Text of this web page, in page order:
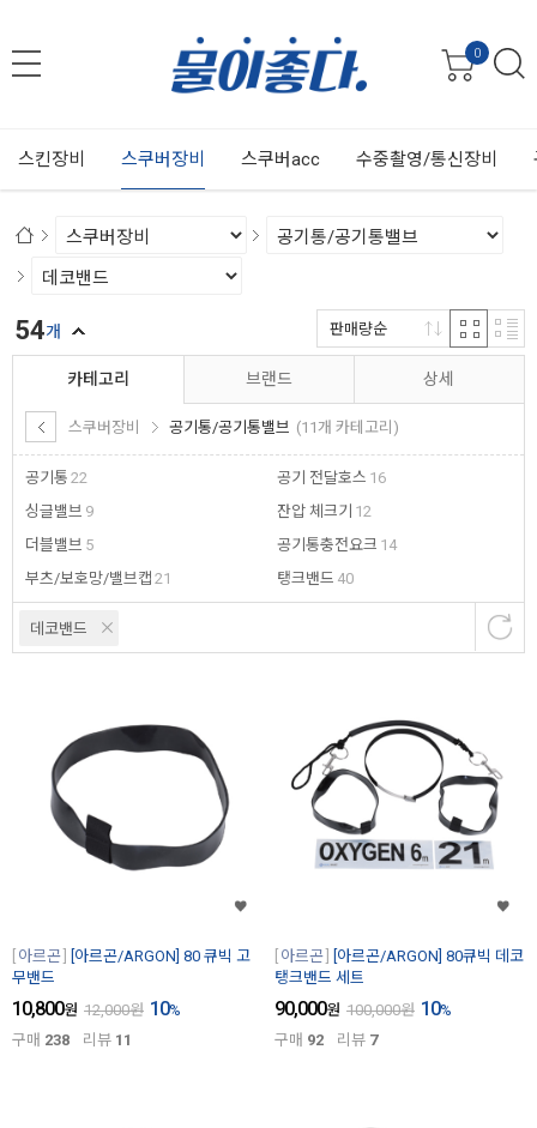
0
스킨장비 스쿠버장비 스쿠버acc 수중촬영/통신장비
카테고리
스쿠버장비 공기통/공기통밸브 (11개 카테고리)
공기통 22
싱글밸브 9
더블밸브 5
부츠/보호망/밸브캡 21
공기 전달호스 16
잔압 체크기 12
공기통충전요크 14
탱크밴드 40
브랜드 상세
데코밴드
54개 판매량순
아르곤
[아르곤/ARGON] 80 큐빅 고
무밴드
10,800원 12,000원 10%
구매 238 리뷰 11
아르곤
[아르곤/ARGON] 80큐빅 데코
탱크밴드 세트
90,000원 100,000원 10%
구매 92 리뷰 7